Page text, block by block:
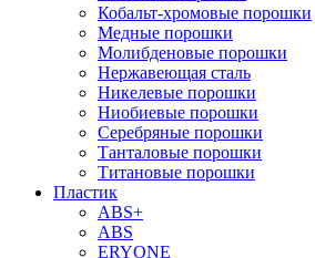
Кобальт-хромовые порошки
Медные порошки
Молибденовые порошки
Нержавеющая сталь
Никелевые порошки
Ниобиевые порошки
Серебряные порошки
Танталовые порошки
Титановые порошки
Пластик
ABS+
ABS
ERYONE